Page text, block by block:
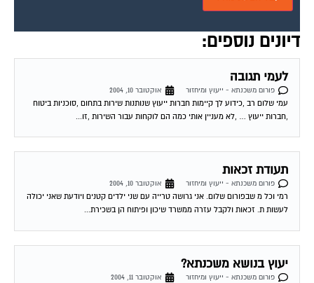
דיונים נוספים:
לעמי תגובה
פורום משכנתא - ייעוץ ומיחזור
אוקטובר 10, 2004
עמי שלום רב ,כידוע לך קיימות חברות ייעוץ שנותנות שירות בתחום ,סוכניות ביטוח
,חברות ייעוץ … ,לא מעניין אותי כמה הם לוקחות עבור השירות ,זו...
תעודת זכאות
פורום משכנתא - ייעוץ ומיחזור
אוקטובר 10, 2004
רמי וכל מ שבפורום שלום. אני גרושה טרייה עם שני ילדים קטנים ויודעת שאני יכולה
לעשות ת. זכאות ולקבל עזרה ממשרד שיכון ופיתוח הן בשכירת...
יעוץ בנושא משכנתא?
פורום משכנתא - ייעוץ ומיחזור
אוקטובר 11, 2004